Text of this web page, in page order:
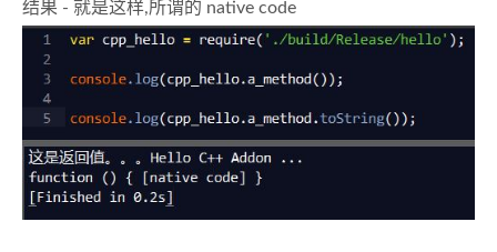
结果 - 就是这样,所谓的 native code